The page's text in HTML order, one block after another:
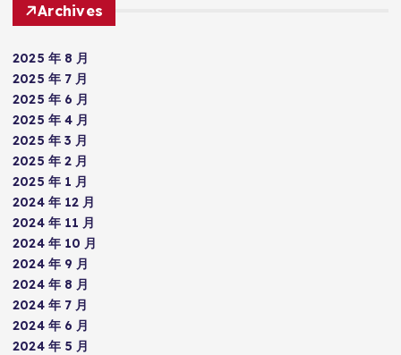
Archives
2025 年 8 月
2025 年 7 月
2025 年 6 月
2025 年 4 月
2025 年 3 月
2025 年 2 月
2025 年 1 月
2024 年 12 月
2024 年 11 月
2024 年 10 月
2024 年 9 月
2024 年 8 月
2024 年 7 月
2024 年 6 月
2024 年 5 月